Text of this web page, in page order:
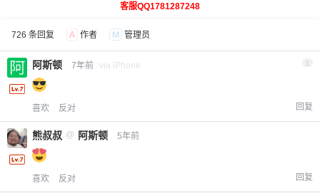
客服QQ1781287248
726 条回复 A 作者 M 管理员
阿斯顿 7年前 via iPhone
喜欢 反对 回复
熊叔叔 @ 阿斯顿 5年前
喜欢 反对 回复